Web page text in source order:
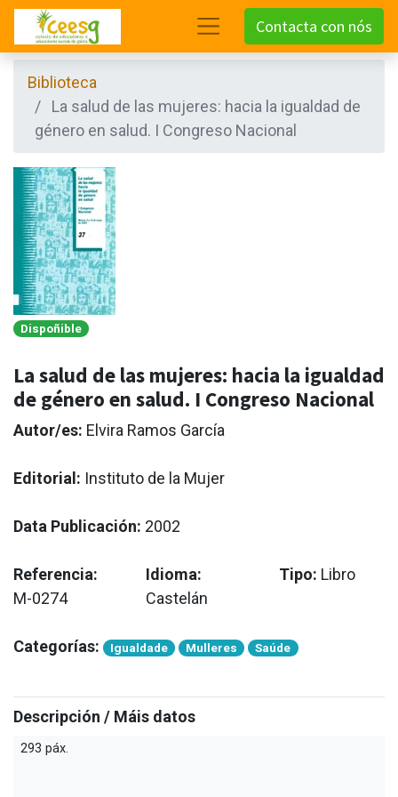
Contacta con nós
Biblioteca
La salud de las mujeres: hacia la igualdad de
género en salud. I Congreso Nacional
Dispoñible
La salud de las mujeres: hacia la igualdad
de género en salud. I Congreso Nacional
Autor/es: Elvira Ramos García
Editorial: Instituto de la Mujer
Data Publicación: 2002
Referencia:
M-0274
Idioma:
Castelán
Tipo: Libro
Categorías: Igualdade Mulleres Saúde
Descripción / Máis datos
293 páx.